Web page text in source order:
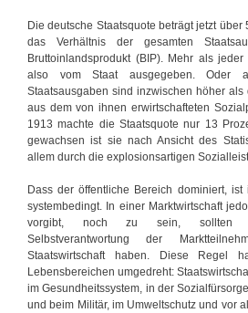
Die deutsche Staatsquote beträgt jetzt über
das Verhältnis der gesamten
Bruttoinlandsprodukt (BIP). Mehr als
also vom Staat ausgegeben. Oder
Staatsausgaben sind inzwischen höher
aus dem von ihnen erwirtschafteten
1913 machte die Staatsquote nur 13
gewachsen ist sie nach Ansicht des
allem durch die explosionsartigen
Dass der öffentliche Bereich dominiert, ist
systembedingt. In einer Marktwirtschaft
vorgibt, noch zu sein, sollten
Selbstverantwortung der
Staatswirtschaft haben. Diese Regel
Lebensbereichen umgedreht:
im Gesundheitssystem, in der
und beim Militär, im Umweltschutz und vor